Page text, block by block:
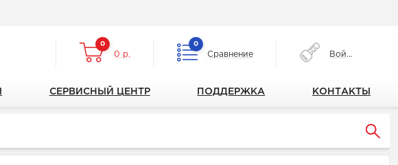
0
0 р.
0
Сравнение Войти
СЕРВИСНЫЙ ЦЕНТР ПОДДЕРЖКА КОНТАКТЫ